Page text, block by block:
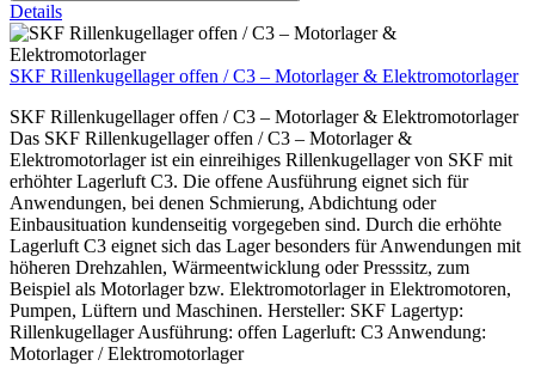
Details
SKF Rillenkugellager offen / C3 – Motorlager & Elektromotorlager
SKF Rillenkugellager offen / C3 – Motorlager & Elektromotorlager
Das SKF Rillenkugellager offen / C3 – Motorlager &
Elektromotorlager ist ein einreihiges Rillenkugellager von SKF mit
erhöhter Lagerluft C3. Die offene Ausführung eignet sich für
Anwendungen, bei denen Schmierung, Abdichtung oder
Einbausituation kundenseitig vorgegeben sind. Durch die erhöhte
Lagerluft C3 eignet sich das Lager besonders für Anwendungen mit
höheren Drehzahlen, Wärmeentwicklung oder Presssitz, zum
Beispiel als Motorlager bzw. Elektromotorlager in Elektromotoren,
Pumpen, Lüftern und Maschinen. Hersteller: SKF Lagertyp:
Rillenkugellager Ausführung: offen Lagerluft: C3 Anwendung:
Motorlager / Elektromotorlager